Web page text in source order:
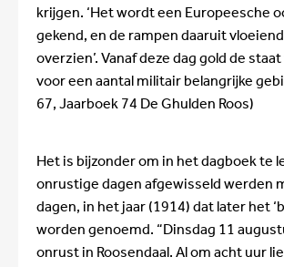
krijgen. ‘Het wordt een Europeesche
gekend, en de rampen daaruit
overzien’. Vanaf deze dag gold de
voor een aantal militair belangrijke
67, Jaarboek 74 De Ghulden Roos)
Het is bijzonder om in het dagboek te
onrustige dagen afgewisseld werden
dagen, in het jaar (1914) dat later het
worden genoemd. “Dinsdag 11
onrust in Roosendaal. Al om acht uur